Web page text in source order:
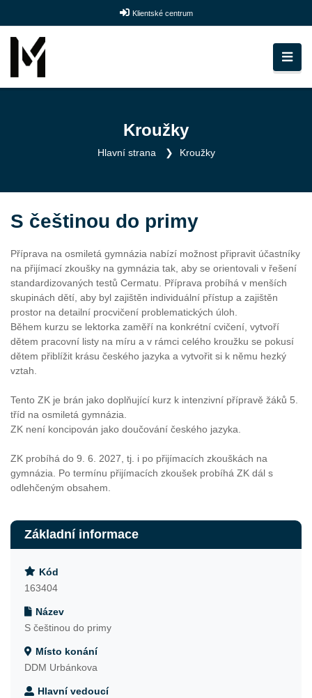
Klientské centrum
Kroužky
Hlavní strana Kroužky
S češtinou do primy
Příprava na osmiletá gymnázia nabízí možnost připravit účastníky
na přijímací zkoušky na gymnázia tak, aby se orientovali v řešení
standardizovaných testů Cermatu. Příprava probíhá v menších
skupinách dětí, aby byl zajištěn individuální přístup a zajištěn
prostor na detailní procvičení problematických úloh.
Během kurzu se lektorka zaměří na konkrétní cvičení, vytvoří
dětem pracovní listy na míru a v rámci celého kroužku se pokusí
dětem přiblížit krásu českého jazyka a vytvořit si k němu hezký
vztah.
Tento ZK je brán jako doplňující kurz k intenzivní přípravě žáků 5.
tříd na osmiletá gymnázia.
ZK není koncipován jako doučování českého jazyka.
ZK probíhá do 9. 6. 2027, tj. i po přijímacích zkouškách na
gymnázia. Po termínu přijímacích zkoušek probíhá ZK dál s
odlehčeným obsahem.
Základní informace
Kód
163404
Název
S češtinou do primy
Místo konání
DDM Urbánkova
Hlavní vedoucí